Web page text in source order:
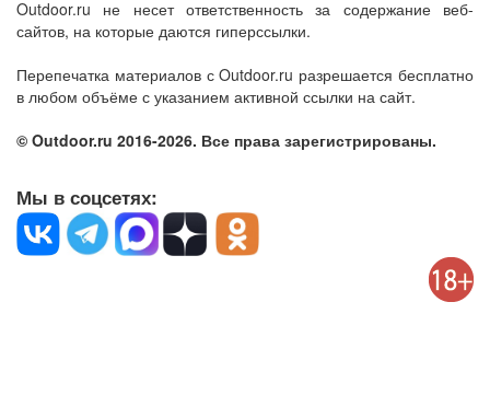
Outdoor.ru не несет ответственность за содержание веб-
сайтов, на которые даются гиперссылки.
Перепечатка материалов с Outdoor.ru разрешается бесплатно
в любом объёме с указанием активной ссылки на сайт.
© Outdoor.ru 2016-2026. Все права зарегистрированы.
Мы в соцсетях: